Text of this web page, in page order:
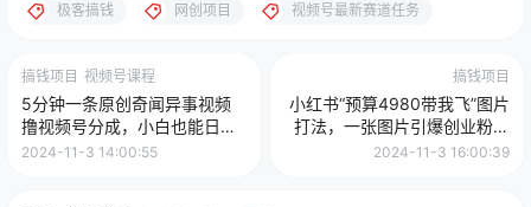
极客搞钱 网创项目 视频号最新赛道任务
搞钱项目 视频号课程
5分钟一条原创奇闻异事视频
撸视频号分成，小白也能日入
500+
2024-11-3 14:00:55
搞钱项目
小红书“预算4980带我飞”图片
打法，一张图片引爆创业粉，
私信回不完，单条引流300+精
2024-11-3 16:00:39